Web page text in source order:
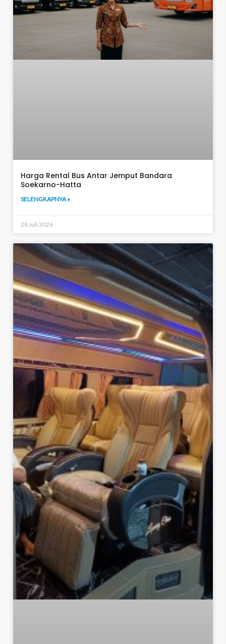
Harga Rental Bus Antar Jemput Bandara
Soekarno-Hatta
SELENGKAPNYA »
28 Juli 2026